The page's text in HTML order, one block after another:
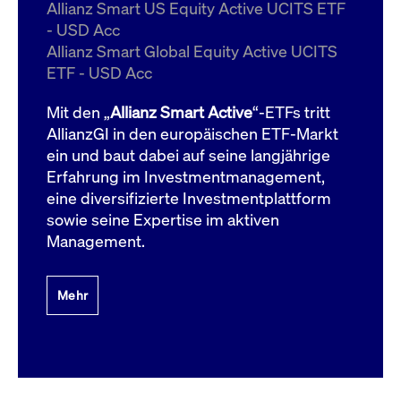
Allianz Smart US Equity Active UCITS ETF
- USD Acc
Allianz Smart Global Equity Active UCITS
ETF - USD Acc
Mit den „Allianz Smart Active“-ETFs tritt
AllianzGI in den europäischen ETF-Markt
ein und baut dabei auf seine langjährige
Erfahrung im Investmentmanagement,
eine diversifizierte Investmentplattform
sowie seine Expertise im aktiven
Management.
Mehr
ApplicationGatewayAffinityCORS
boerse.com
Domain
bis